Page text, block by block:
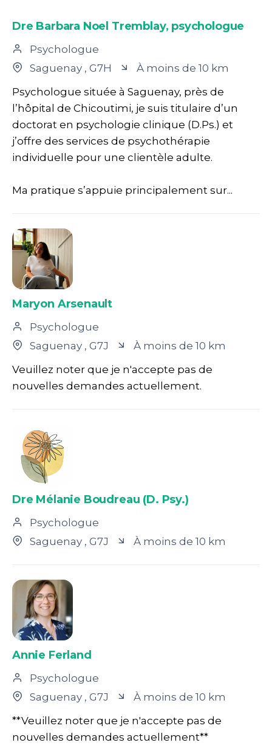
Dre Barbara Noel Tremblay, psychologue
Psychologue
Saguenay , G7H
À moins de 10 km
Psychologue située à Saguenay, près de
l’hôpital de Chicoutimi, je suis titulaire d’un
doctorat en psychologie clinique (D.Ps.) et
j’offre des services de psychothérapie
individuelle pour une clientèle adulte.
Ma pratique s’appuie principalement sur...
Maryon Arsenault
Psychologue
Saguenay , G7J
À moins de 10 km
Veuillez noter que je n'accepte pas de
nouvelles demandes actuellement.
Dre Mélanie Boudreau (D. Psy.)
Psychologue
Saguenay , G7J À moins de 10 km
Annie Ferland
Psychologue
Saguenay , G7J
À moins de 10 km
**Veuillez noter que je n'accepte pas de
nouvelles demandes actuellement**